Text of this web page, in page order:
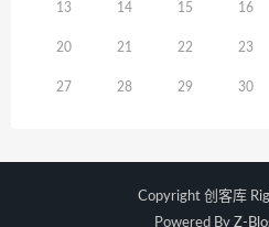
13 14 15 16
20 21 22 23
27 28 29 30
Copyright 创客库
Powered By Z-